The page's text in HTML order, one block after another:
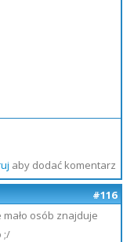
aby dodać komentarz
#116
osób znajduje
;/